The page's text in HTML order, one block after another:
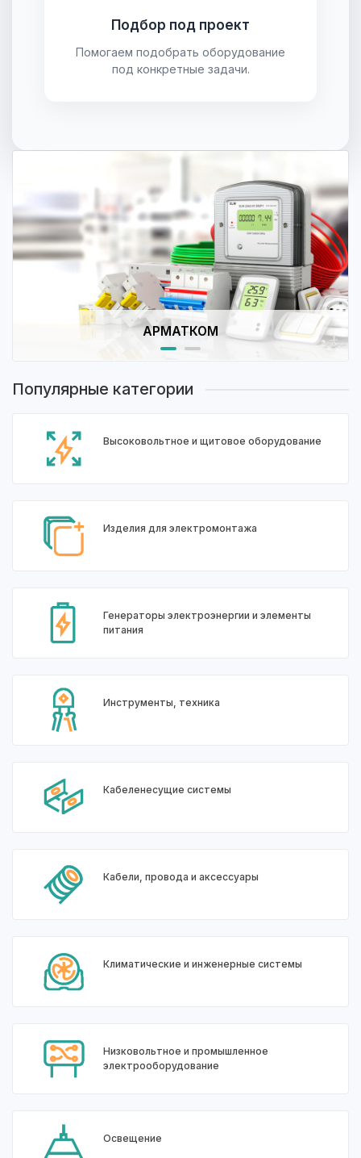
Подбор под проект
Помогаем подобрать оборудование
под конкретные задачи.
АРМАТКОМ
Популярные категории
Высоковольтное и щитовое оборудование
Изделия для электромонтажа
Генераторы электроэнергии и элементы
питания
Инструменты, техника
Кабеленесущие системы
Кабели, провода и аксессуары
Климатические и инженерные системы
Низковольтное и промышленное
электрооборудование
Освещение